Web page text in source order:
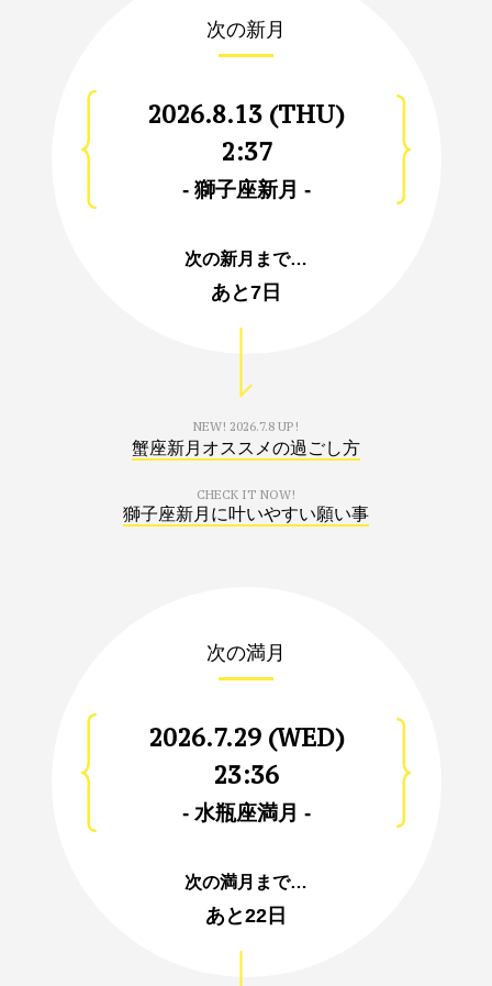
次の新月
2026.8.13 (THU)
2:37
- 獅子座新月 -
次の新月まで…
あと7日
NEW! 2026.7.8 UP!
蟹座新月オススメの過ごし方
CHECK IT NOW!
獅子座新月に叶いやすい願い事
次の満月
2026.7.29 (WED)
23:36
- 水瓶座満月 -
次の満月まで…
あと22日